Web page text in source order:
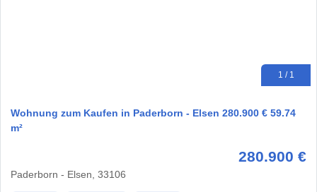
1 / 1
Wohnung zum Kaufen in Paderborn - Elsen 280.900 € 59.74
m²
280.900 €
Paderborn - Elsen, 33106